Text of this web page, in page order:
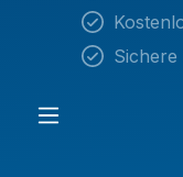
Sichere